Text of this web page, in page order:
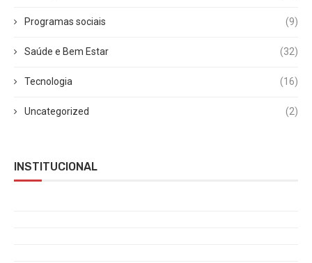
Programas sociais (9)
Saúde e Bem Estar (32)
Tecnologia (16)
Uncategorized (2)
INSTITUCIONAL